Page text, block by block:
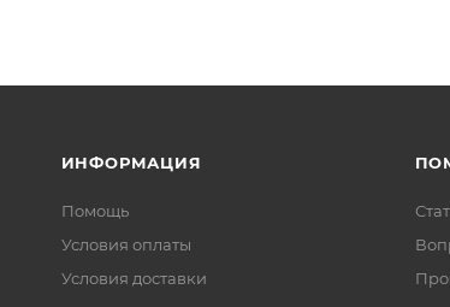
ИНФОРМАЦИЯ
Помощь
Условия оплаты
Условия доставки